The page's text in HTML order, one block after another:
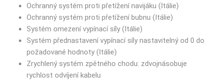
Ochranný systém proti přetížení navijáku (Itálie)
Ochranný systém proti přetížení bubnu (Itálie)
Systém omezení vypínací síly (Itálie)
Systém přednastavení vypínací síly nastavitelný od 0 do
požadované hodnoty (Itálie)
Zrychlený systém zpětného chodu: zdvojnásobuje
rychlost odvíjení kabelu